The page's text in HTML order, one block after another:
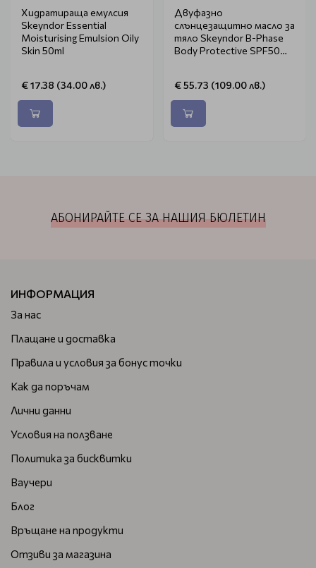
Хидратираща емулсия
Skeyndor Essential
Moisturising Emulsion Oily
Skin 50ml
€ 17.38 (34.00 лв.)
Двуфазно
слънцезащитно масло за
тяло Skeyndor B-Phase
Body Protective SPF50
€ 55.73 (109.00 лв.)
АБОНИРАЙТЕ СЕ ЗА НАШИЯ БЮЛЕТИН
ИНФОРМАЦИЯ
За нас
Плащане и доставка
Правила и условия за бонус точки
Как да поръчам
Лични данни
Условия на ползване
Политика за бисквитки
Ваучери
Блог
Връщане на продукти
Отзиви за магазина